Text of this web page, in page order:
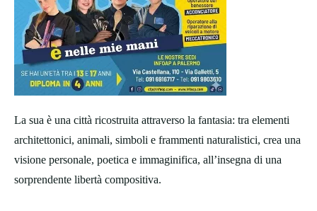
La sua è una città ricostruita attraverso la fantasia: tra elementi
architettonici, animali, simboli e frammenti naturalistici, crea una
visione personale, poetica e immaginifica, all’insegna di una
sorprendente libertà compositiva.